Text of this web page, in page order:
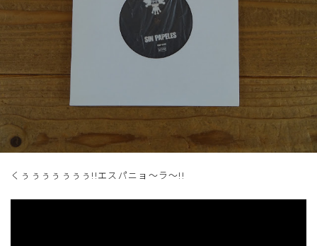
くぅぅぅぅぅぅぅ!!エスパニョ～ラ～!!